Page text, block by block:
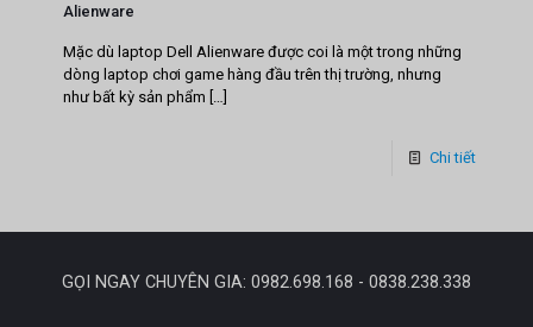
Alienware
Mặc dù laptop Dell Alienware được coi là một trong những
dòng laptop chơi game hàng đầu trên thị trường, nhưng
như bất kỳ sản phẩm […]
Chi tiết
GỌI NGAY CHUYÊN GIA: 0982.698.168 - 0838.238.338